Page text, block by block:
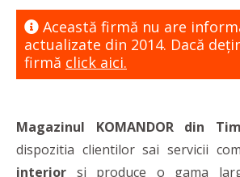
Această firmă nu are
actualizate din 2014. Dacă
firmă click aici.
Magazinul KOMANDOR din
dispozitia clientilor sai servicii
interior si produce o gama